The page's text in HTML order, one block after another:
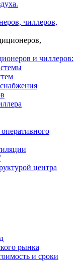
чиллеров,
и чиллеров:
центра
рынка
и сроки